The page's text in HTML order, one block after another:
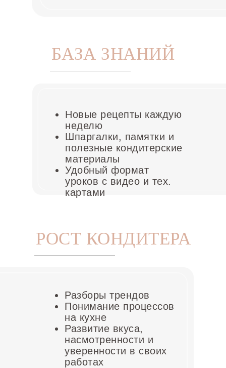
Новые рецепты каждую
неделю
Шпаргалки, памятки и
полезные кондитерские
материалы
Удобный формат
уроков с видео и тех.
картами
Разборы трендов
Понимание процессов
на кухне
Развитие вкуса,
насмотренности и
уверенности в своих
работах
РОСТ КОНДИТЕРА
БАЗА ЗНАНИЙ